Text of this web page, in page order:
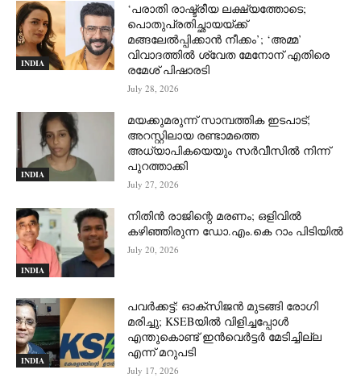
INDIA
‘പരാതി രാഷ്ട്രീയ ലക്ഷ്യത്തോടെ;
പൊതുപ്രതിച്ഛായയ്ക്ക്
മങ്ങലേല്‍പ്പിക്കാന്‍ നീക്കം’; ‘അമ്മ’
വിവാദത്തില്‍ ശ്വേത മേനോന് എതിരെ
രമേശ് പിഷാരടി
July 28, 2026
INDIA
മയക്കുമരുന്ന് സാമ്പത്തിക ഇടപാട്;
അറസ്റ്റിലായ രണ്ടാമത്തെ
അധ്യാപികയെയും സർവീസിൽ നിന്ന്
പുറത്താക്കി
July 27, 2026
INDIA
നിതിൻ രാജിന്റെ മരണം; ഒളിവിൽ
കഴിഞ്ഞിരുന്ന ഡോ.എം.കെ റാം പിടിയിൽ
July 20, 2026
INDIA
പവർക്കട്ട്: ഓക്‌സിജൻ മുടങ്ങി രോഗി
മരിച്ചു; KSEBയിൽ വിളിച്ചപ്പോൾ
എന്തുകൊണ്ട് ഇൻവെർട്ടർ മേടിച്ചില്ല
എന്ന് മറുപടി
July 17, 2026